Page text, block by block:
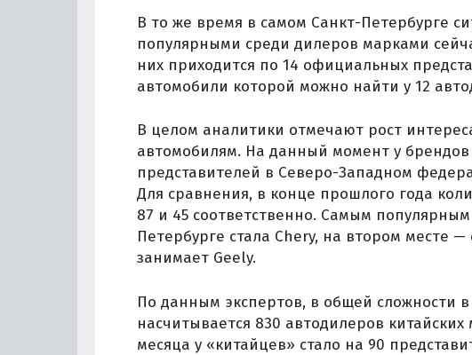
В то же время в самом Санкт-Петербурге
популярными среди дилеров марками
них приходится по 14 официальных
автомобили которой можно найти у 12
В целом аналитики отмечают рост
автомобилям. На данный момент у
представителей в Северо-Западном
Для сравнения, в конце прошлого года
87 и 45 соответственно. Самым
Петербурге стала Chery, на втором месте
занимает Geely.
По данным экспертов, в общей сложности
насчитывается 830 автодилеров
месяца у «китайцев» стало на 90